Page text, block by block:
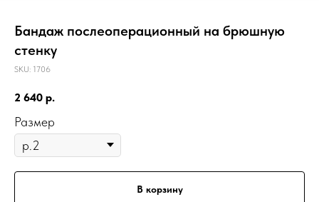
Бандаж послеоперационный на брюшную
стенку
SKU: 1706
2 640 р.
Размер
В корзину